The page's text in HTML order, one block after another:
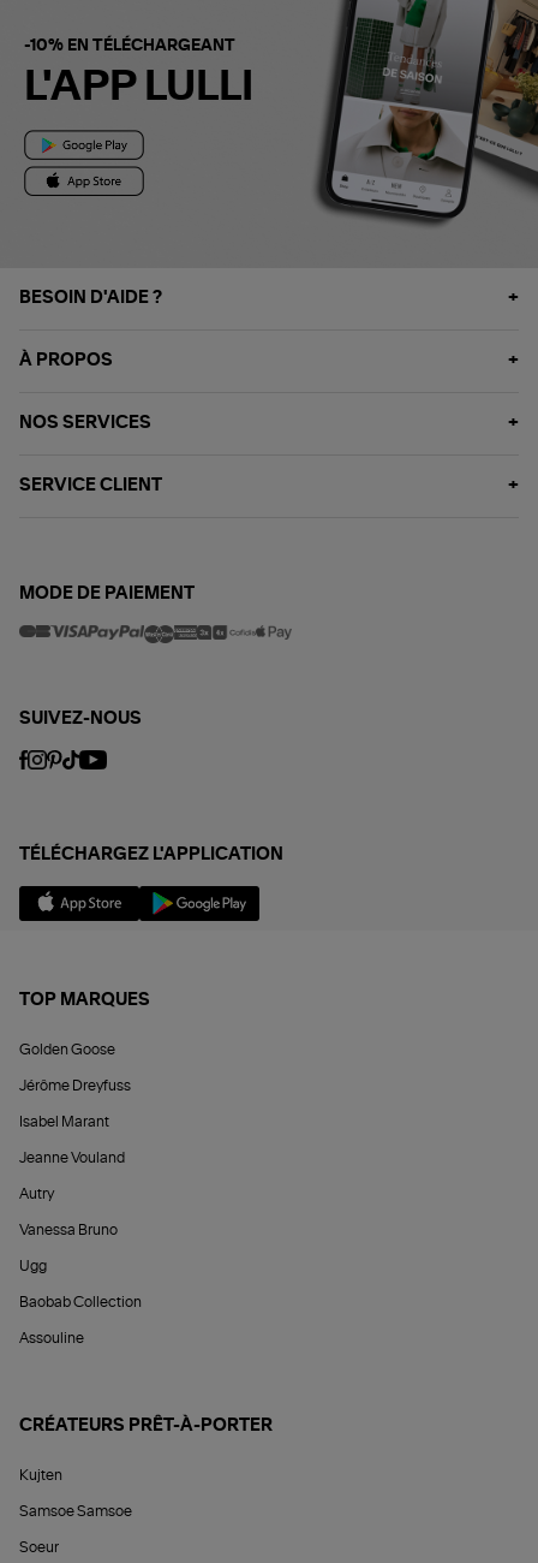
-10% EN TÉLÉCHARGEANT
L'APP LULLI
BESOIN D'AIDE ?
À PROPOS
NOS SERVICES
SERVICE CLIENT
MODE DE PAIEMENT
SUIVEZ-NOUS
TÉLÉCHARGEZ L'APPLICATION
TOP MARQUES
Golden Goose
Jérôme Dreyfuss
Isabel Marant
Jeanne Vouland
Autry
Vanessa Bruno
Ugg
Baobab Collection
Assouline
CRÉATEURS PRÊT-À-PORTER
Kujten
Samsoe Samsoe
Soeur